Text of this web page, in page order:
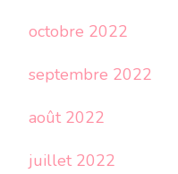
octobre 2022
septembre 2022
août 2022
juillet 2022